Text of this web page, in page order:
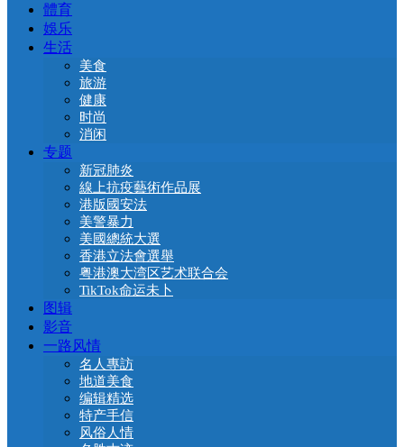
體育
娛乐
生活
美食
旅游
健康
时尚
消闲
专题
新冠肺炎
線上抗疫藝術作品展
港版國安法
美警暴力
美國總統大選
香港立法會選舉
粤港澳大湾区艺术联合会
TikTok命运未卜
图辑
影音
一路风情
名人專訪
地道美食
编辑精选
特产手信
风俗人情